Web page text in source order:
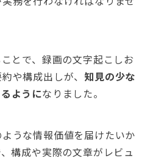
とで、録画の文字起こしお
や構成出しが、 知見の少な
ようになりました。
うな情報価値を届けたいか
構成や実際の文章がレビュ